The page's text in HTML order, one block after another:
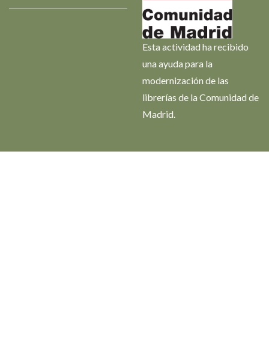
Esta actividad ha recibido
una ayuda para la
modernización de las
librerías de la Comunidad de
Madrid.